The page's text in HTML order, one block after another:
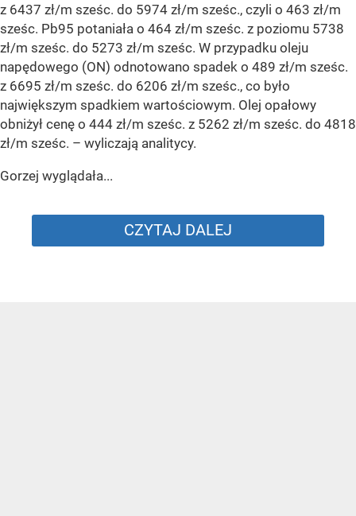
z 6437 zł/m sześc. do 5974 zł/m sześc., czyli o 463 zł/m
sześc. Pb95 potaniała o 464 zł/m sześc. z poziomu 5738
zł/m sześc. do 5273 zł/m sześc. W przypadku oleju
napędowego (ON) odnotowano spadek o 489 zł/m sześc.
z 6695 zł/m sześc. do 6206 zł/m sześc., co było
największym spadkiem wartościowym. Olej opałowy
obniżył cenę o 444 zł/m sześc. z 5262 zł/m sześc. do 4818
zł/m sześc. – wyliczają analitycy.
Gorzej wyglądała...
CZYTAJ DALEJ